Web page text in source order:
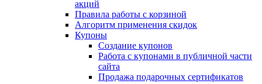
акций
Правила работы с корзиной
Алгоритм применения скидок
Купоны
Создание купонов
Работа с купонами в публичной части
сайта
Продажа подарочных сертификатов